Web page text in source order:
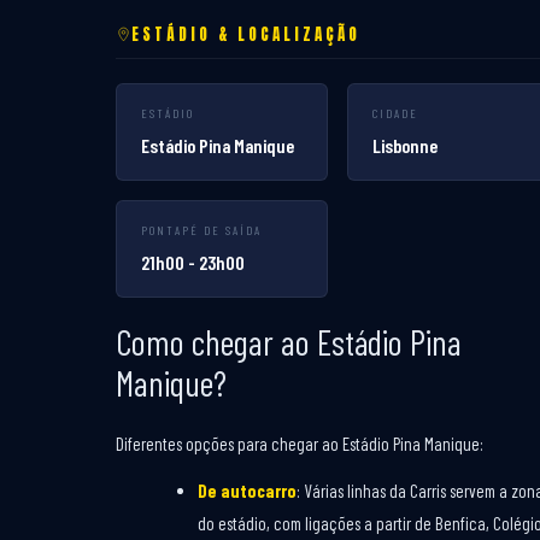
ESTÁDIO & LOCALIZAÇÃO
ESTÁDIO
Estádio Pina Manique
CIDADE
Lisbonne
PONTAPÉ DE SAÍDA
21h00 - 23h00
Como chegar ao Estádio Pina
Manique?
Diferentes opções para chegar ao Estádio Pina Manique:
De autocarro: Várias linhas da Carris servem a
do estádio, com ligações a partir de Benfica,